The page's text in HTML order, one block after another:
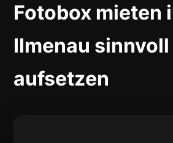
Fotobox mieten
Ilmenau sinnvoll
aufsetzen